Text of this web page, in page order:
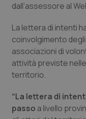
Lombardia
Marche
Molise
Provincia
Dolore
Donna &
Epatiti
Infezioni &
dall’assessore al
La lettera di intenti
coinvolgimento
associazioni di
attività previste
territorio.
“La lettera di
passo a livello